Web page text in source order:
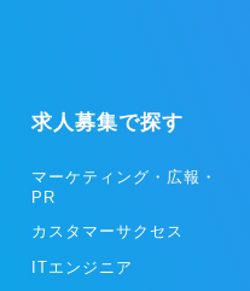
求人募集で探す
マーケティング・広報・
PR
カスタマーサクセス
ITエンジニア